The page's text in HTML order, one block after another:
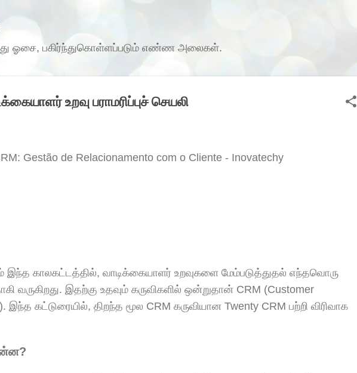
ஓசை, பகிர்ந்துகொள்ளப்படும் எண்ண அலைகள்.
உறவு பராமரிப்புச் செயலி
இந்த காலகட்டத்தில், வாடிக்கையாளர் உறவுகளை மேம்படுத்துதல் எந்தவொரு
வருகிறது. இதற்கு உதவும் கருவிகளில் ஒன்றுதான் CRM (Customer
இந்த கட்டுரையில், திறந்த மூல CRM கருவியான Twenty CRM பற்றி விரிவாக